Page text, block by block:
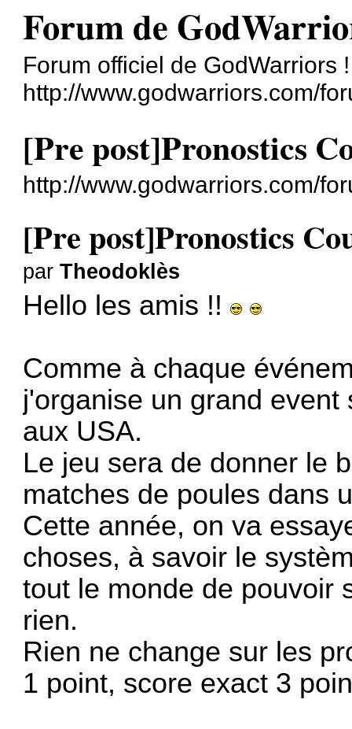
Forum de
Forum officiel de GodWarriors !
http://www.godwarriors.com/
[Pre post]Pronostics
http://www.godwarriors.com/
[Pre post]Pronostics
parTheodoklès
Hello les amis !!
Comme à chaque
j'organise un grand
aux USA.
Le jeu sera de donner le
matches de poules dans
Cette année, on va
choses, à savoir le
tout le monde de pouvoir
rien.
Rien ne change sur les
1 point, score exact 3